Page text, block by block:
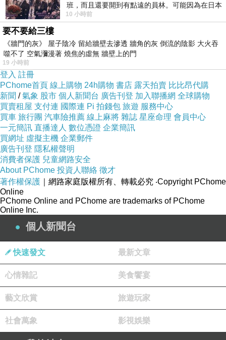
例如：
餐廳賣的不只是餐點，而是：
聚餐氣氛
被照顧感
回憶
汽車保養賣的不只是維修，而是：
安全感
信任
不被坑的安心
3.感動來自「期待差」
公式：
感動=實際體驗 −原本期待text{感動} = text{實際體
} - text{原本期待
若只是符合期待：顧客滿意
若超過期待：顧客感動
二、實際執行的方法
1.找出顧客旅程（ Customer Journey
把顧客接觸流程全部列出：
認識品牌
班，而且還要開到有點遠的員林。可能因為在日本
花不少錢，星期一出門上班時，心裡沒有一
10 小時前
要不要給三樓
《牆門的灰》 屋子陰冷 留給牆壁去滲透 牆角的灰 倒流的陰影 大火吞
噬不了 空氣瀰漫著 燒焦的虛無 牆壁上的門
19 小時前
登入 註冊
PChome首頁 線上購物 24h購物 書店 露天拍賣 比比昂代購
新聞 /氣象 股市 個人新聞台 廣告刊登 加入聯播網 全球購物
買賣租屋 支付連 國際連 Pi 拍錢包 旅遊 服務中心
買車 旅行團 汽車險推薦 線上麻將 雜誌 星座命理 會員中心
一元簡訊 直播達人 數位憑證 企業簡訊
買網址 虛擬主機 企業郵件
廣告刊登 隱私權聲明
消費者保護 兒童網路安全
About PChome 投資人聯絡 徵才
著作權保護 ｜網路家庭版權所有、轉載必究 ‧Copyright PChome
Online
PChome Online and PChome are trademarks of PChome
Online Inc.
個人新聞台
快速發文 最新文章
心情雜記 美食饗宴
藝文欣賞 旅遊玩家
社會萬象 影視娛樂